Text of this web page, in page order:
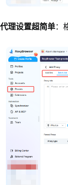
代理设置超简单：